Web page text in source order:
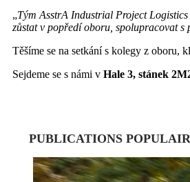
„Tým AsstrA Industrial Project
zůstat v popředí oboru, spolupracovat
Těšíme se na setkání s kolegy z oboru,
Sejdeme se s námi v Hale 3, stánek
PUBLICATIONS